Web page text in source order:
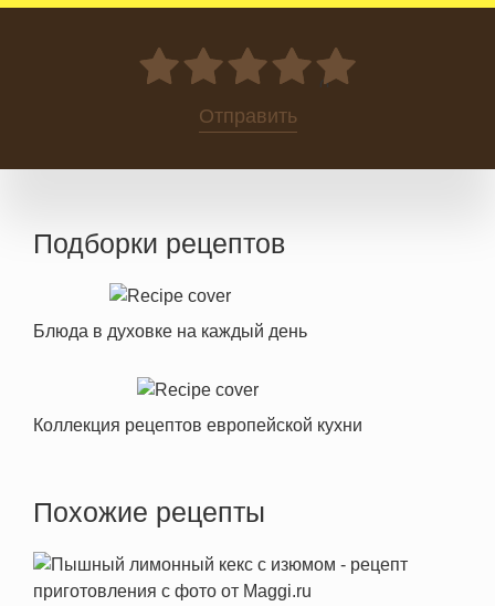
0
Отправить
Подборки рецептов
Блюда в духовке на каждый день
Коллекция рецептов европейской кухни
Похожие рецепты